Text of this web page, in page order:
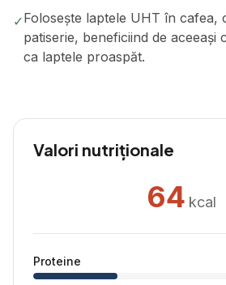
✓Folosește laptele UHT în cafea,
patiserie, beneficiind de aceeași
ca laptele proaspăt.
Valori nutriționale
64 kcal
Proteine